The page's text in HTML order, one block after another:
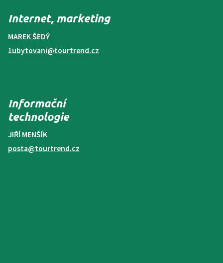
Internet, marketing
MAREK ŠEDÝ
1ubytovani@tourtrend.cz
Informační
technologie
JIŘÍ MENŠÍK
posta@tourtrend.cz